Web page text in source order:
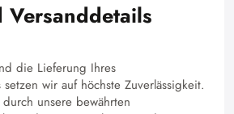
Versanddetails
die Lieferung Ihres
setzen wir auf höchste Zuverlässigkeit.
unsere bewährten